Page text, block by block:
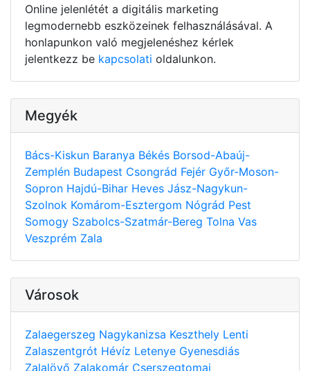
Online jelenlétét a digitális marketing
legmodernebb eszközeinek felhasználásával. A
honlapunkon való megjelenéshez kérlek
jelentkezz be kapcsolati oldalunkon.
Megyék
Bács-Kiskun Baranya Békés Borsod-Abaúj-
Zemplén Budapest Csongrád Fejér Győr-Moson-
Sopron Hajdú-Bihar Heves Jász-Nagykun-
Szolnok Komárom-Esztergom Nógrád Pest
Somogy Szabolcs-Szatmár-Bereg Tolna Vas
Veszprém Zala
Városok
Zalaegerszeg Nagykanizsa Keszthely Lenti
Zalaszentgrót Hévíz Letenye Gyenesdiás
Zalalövő Zalakomár Cserszegtomaj